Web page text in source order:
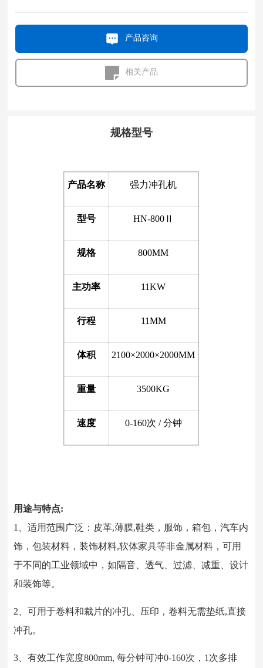
规格型号
产品名称 强力冲孔机
型号 HN-800Ⅱ
规格 800MM
主功率 11KW
行程 11MM
体积 2100×2000×2000MM
重量 3500KG
速度 0-160次 / 分钟
用途与特点:
1、适用范围广泛：皮革,薄膜,鞋类，服饰，箱包，汽车内
饰，包装材料，装饰材料,软体家具等非金属材料，可用
于不同的工业领域中，如隔音、透气、过滤、减重、设计
和装饰等。
2、可用于卷料和裁片的冲孔、压印，卷料无需垫纸,直接
冲孔。
3、有效工作宽度800mm, 每分钟可冲0-160次，1次多排
产品咨询
相关产品